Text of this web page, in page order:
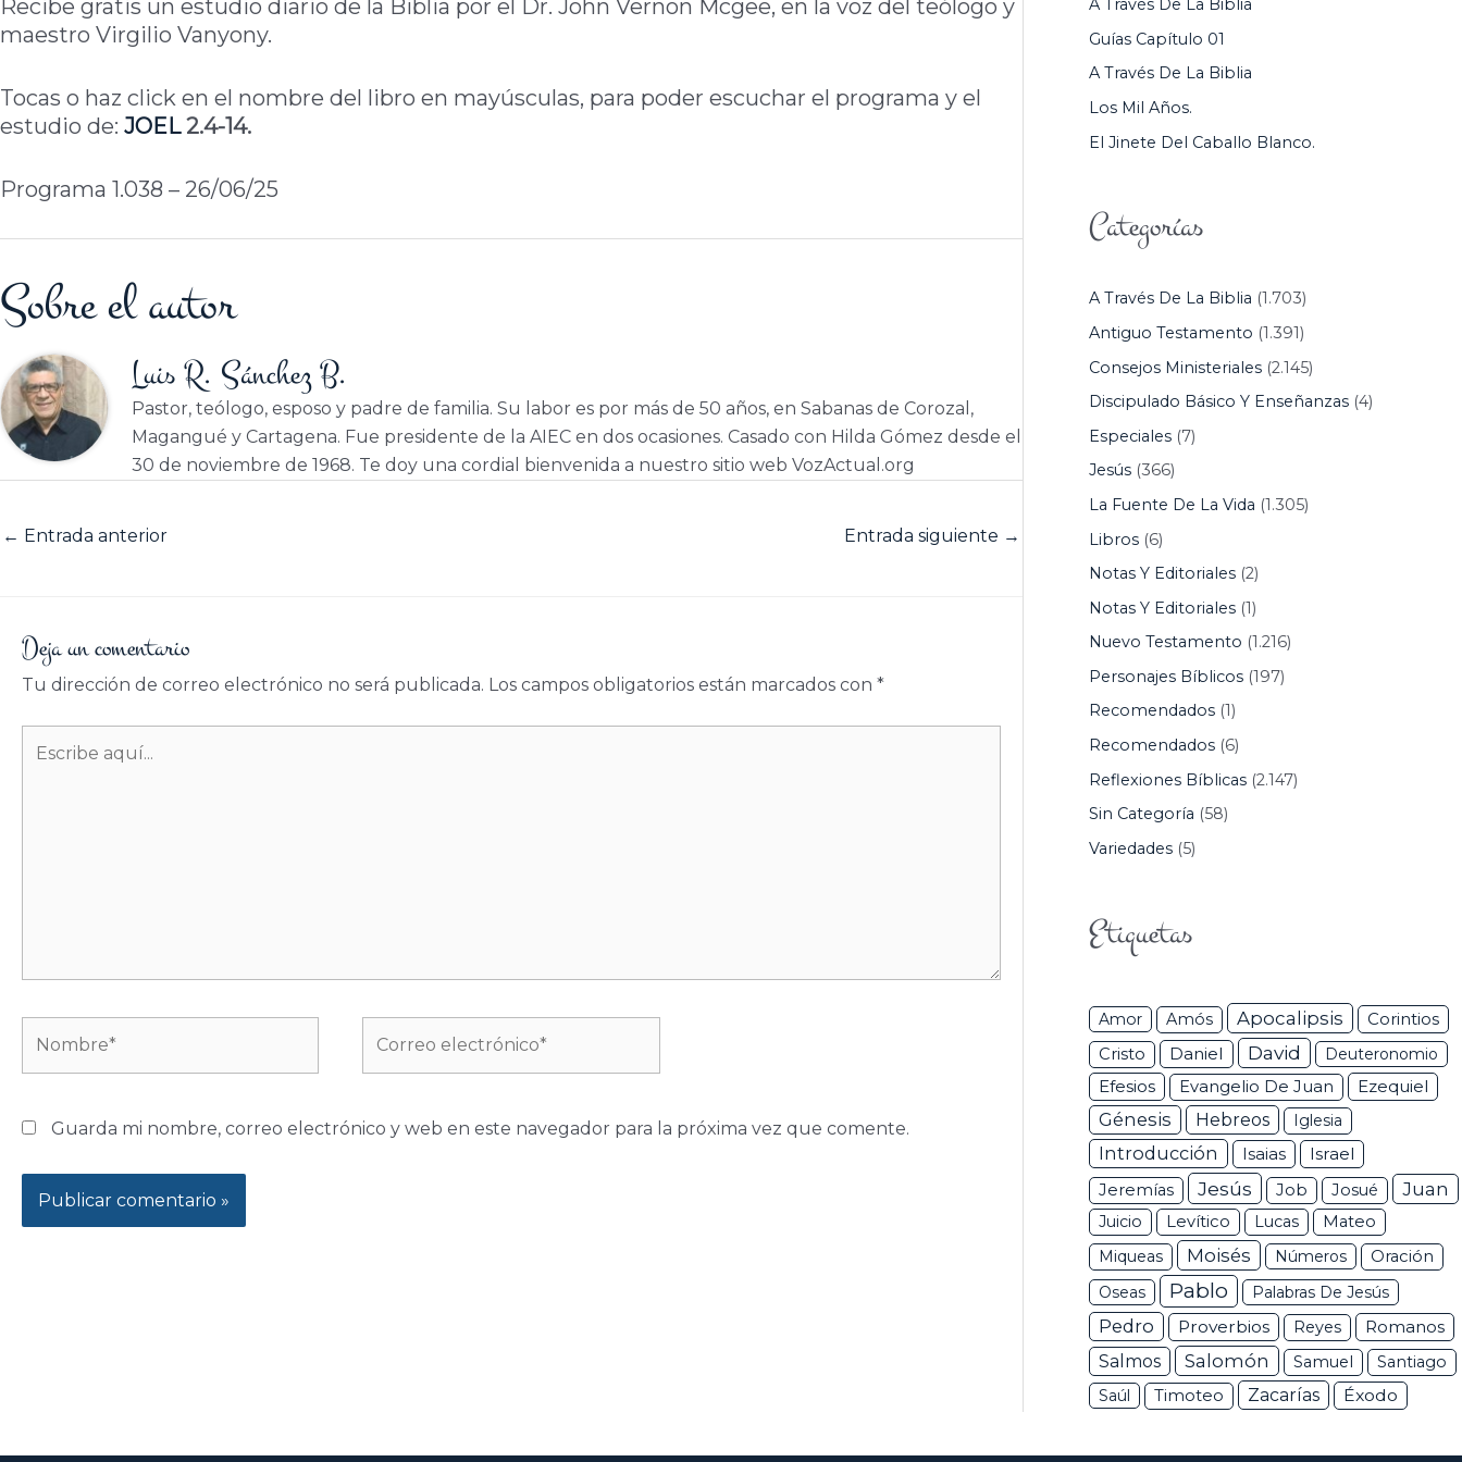
Recibe gratis un estudio diario de la Biblia por el Dr. John Vernon Mcgee, en la voz del teólogo y
maestro Virgilio Vanyony.
Tocas o haz click en el nombre del libro en mayúsculas, para poder escuchar el programa y el
estudio de: JOEL 2.4-14.
Programa 1.038 – 26/06/25
Sobre el autor
Luis R. Sánchez B.
Pastor, teólogo, esposo y padre de familia. Su labor es por más de 50 años, en Sabanas de Corozal,
Magangué y Cartagena. Fue presidente de la AIEC en dos ocasiones. Casado con Hilda Gómez desde el
30 de noviembre de 1968. Te doy una cordial bienvenida a nuestro sitio web VozActual.org
← Entrada anterior Entrada siguiente →
Deja un comentario
Tu dirección de correo electrónico no será publicada. Los campos obligatorios están marcados con *
aquí...
electrónico*
Guarda mi nombre, correo electrónico y web en este navegador para la próxima vez que comente.
R
:
A Través De La Biblia
Guías Capítulo 01
A Través De La Biblia
Los Mil Años.
El Jinete Del Caballo Blanco.
Categorías
A Través De La Biblia (1.703)
Antiguo Testamento (1.391)
Consejos Ministeriales(2.145)
Discipulado Básico Y Enseñanzas(4)
Especiales(7)
Jesús(366)
La Fuente De La Vida (1.305)
Libros(6)
Notas Y Editoriales(2)
Notas Y Editoriales(1)
Nuevo Testamento (1.216)
Personajes Bíblicos(197)
Recomendados(1)
Recomendados(6)
Reflexiones Bíblicas(2.147)
Sin Categoría (58)
Variedades(5)
Etiquetas
Amor Amós Apocalipsis Corintios
Cristo Daniel David Deuteronomio
Efesios Evangelio De Juan Ezequiel
Génesis Hebreos Iglesia
Introducción Isaias Israel
Jeremías Jesús Job Josué Juan
Juicio Levítico Lucas
Mateo
Miqueas
Moisés Números
Oración
Oseas
Pablo Palabras De Jesús
Pedro Proverbios Reyes
Romanos
Salmos
Salomón Samuel
Santiago
Saúl
Timoteo Zacarías Éxodo